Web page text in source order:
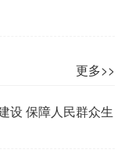
更多>>
设 保障人民群众生